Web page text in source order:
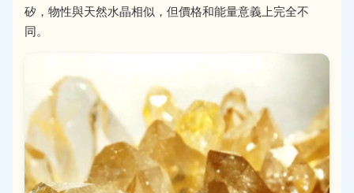
矽，物性與天然水晶相似，但價格和能量意義上完全不
同。